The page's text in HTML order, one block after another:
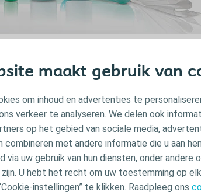
maakt gebruik van
om inhoud en advertenties te
verkeer te analyseren. We delen ook
op het gebied van sociale media,
combineren met andere informatie die u aan
via uw gebruik van hun diensten, onder
U hebt het recht om uw toestemming op
instellingen” te klikken. Raadpleeg ons
zal u helpen om de katheter te vinden die het
bij uw apotheek met uw medisch voorschrift om uw
hebt om Coloplast producten te bekomen, bel
het gratis nummer 0800 - 12 888. Wij zijn er om u